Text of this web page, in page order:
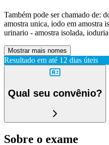
Também pode ser chamado de:
amostra unica, iodo em amostra
urinario - amostra isolada, ioduria
Mostrar mais nomes
Resultado em até 12 dias úteis
Qual seu convênio?
Sobre o exame